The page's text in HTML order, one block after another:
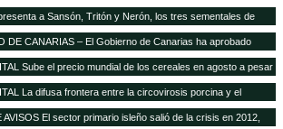
a Sansón, Tritón y Nerón, los tres sementales de
DE CANARIAS – El Gobierno de Canarias ha aprobado
suponen 20 millones extra en ayudas a la agricultura y
Sube el precio mundial de los cereales en agosto a pesar
perspectivas de producción
La difusa frontera entre la circovirosis porcina y el
porcino
AVISOS El sector primario isleño salió de la crisis en 2012,